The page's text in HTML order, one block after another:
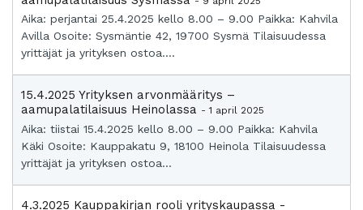
Aika: perjantai 25.4.2025 kello 8.00 – 9.00 Paikka: Kahvila
Avilla Osoite: Sysmäntie 42, 19700 Sysmä Tilaisuudessa
yrittäjät ja yrityksen ostoa....
15.4.2025 Yrityksen arvonmääritys –
aamupalatilaisuus Heinolassa - 1 april 2025
Aika: tiistai 15.4.2025 kello 8.00 – 9.00 Paikka: Kahvila
Käki Osoite: Kauppakatu 9, 18100 Heinola Tilaisuudessa
yrittäjät ja yrityksen ostoa...
4.3.2025 Kauppakirjan rooli yrityskaupassa -